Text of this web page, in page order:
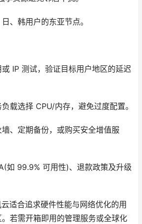
、韩用户的东亚节点。
IP 测试，验证目标用户地区的延迟
载选择 CPU/内存，避免过度配置。
、定期备份，或购买安全增值服
如 99.9% 可用性)、退款政策及升级
适合追求硬件性能与网络优化的用
若需开箱即用的管理服务或全球化